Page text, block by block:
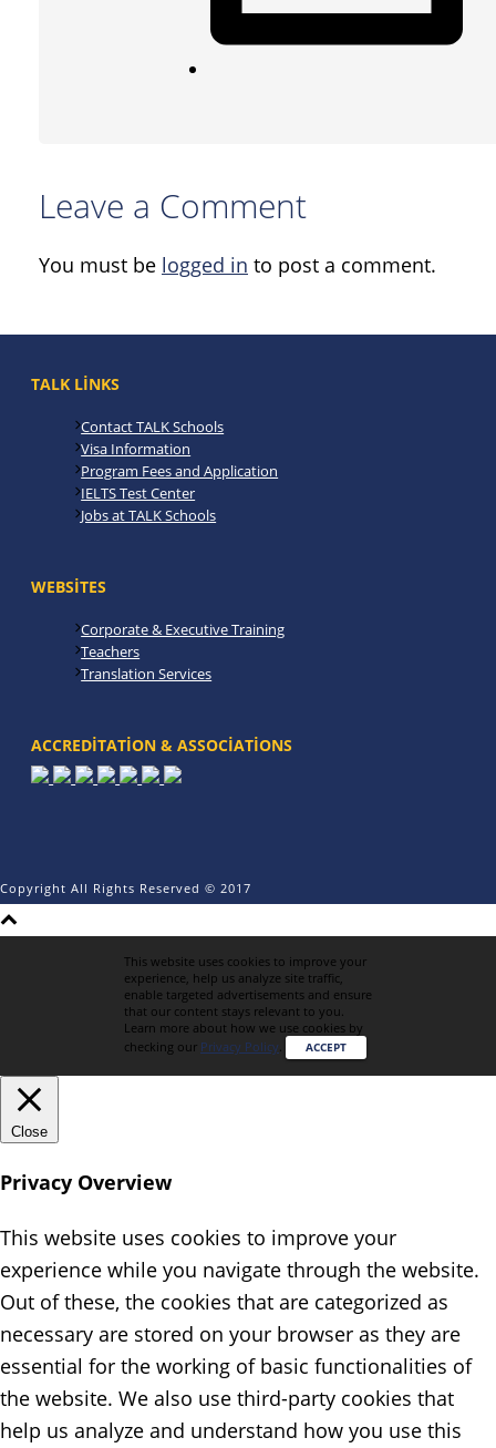
Leave a Comment
You must be logged in to post a comment.
TALK LINKS
Contact TALK Schools
Visa Information
Program Fees and Application
IELTS Test Center
Jobs at TALK Schools
WEBSITES
Corporate & Executive Training
Teachers
Translation Services
ACCREDITATION & ASSOCIATIONS
Copyright All Rights Reserved © 2017
This website uses cookies to improve your
experience, help us analyze site traffic,
enable targeted advertisements and ensure
that our content stays relevant to you.
Learn more about how we use cookies by
checking our Privacy Policy. ACCEPT
Close
Privacy Overview
This website uses cookies to improve your
experience while you navigate through the website.
Out of these, the cookies that are categorized as
necessary are stored on your browser as they are
essential for the working of basic functionalities of
the website. We also use third-party cookies that
help us analyze and understand how you use this